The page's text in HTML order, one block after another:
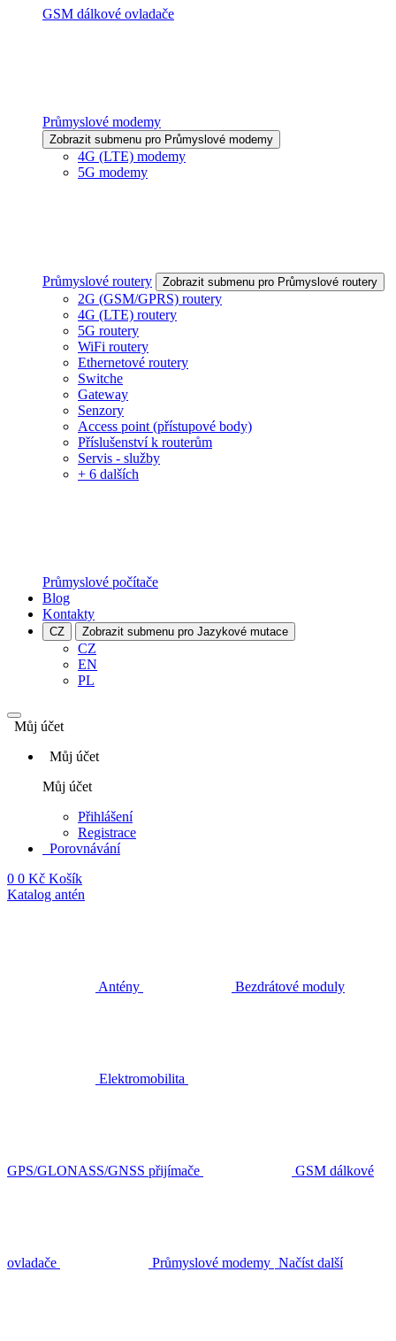
GSM dálkové ovladače
Průmyslové modemy
Zobrazit submenu pro Průmyslové modemy
4G (LTE) modemy
5G modemy
Průmyslové routery Zobrazit submenu pro Průmyslové routery
2G (GSM/GPRS) routery
4G (LTE) routery
5G routery
WiFi routery
Ethernetové routery
Switche
Gateway
Senzory
Access point (přístupové body)
Příslušenství k routerům
Servis - služby
+ 6 dalších
Průmyslové počítače
Blog
Kontakty
CZ Zobrazit submenu pro Jazykové mutace
CZ
EN
PL
Můj účet
Můj účet
Můj účet
Přihlášení
Registrace
Porovnávání
0 0 Kč Košík
Katalog antén
Antény Bezdrátové moduly
Elektromobilita
GPS/GLONASS/GNSS přijímače GSM dálkové
ovladače Průmyslové modemy Načíst další